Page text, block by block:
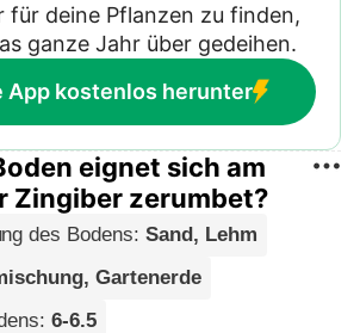
für deine Pflanzen zu finden,
ganze Jahr über gedeihen.
App kostenlos herunter
eignet sich am
Zingiber zerumbet?
des Bodens: Sand, Lehm
Gartenerde
: 6-6.5